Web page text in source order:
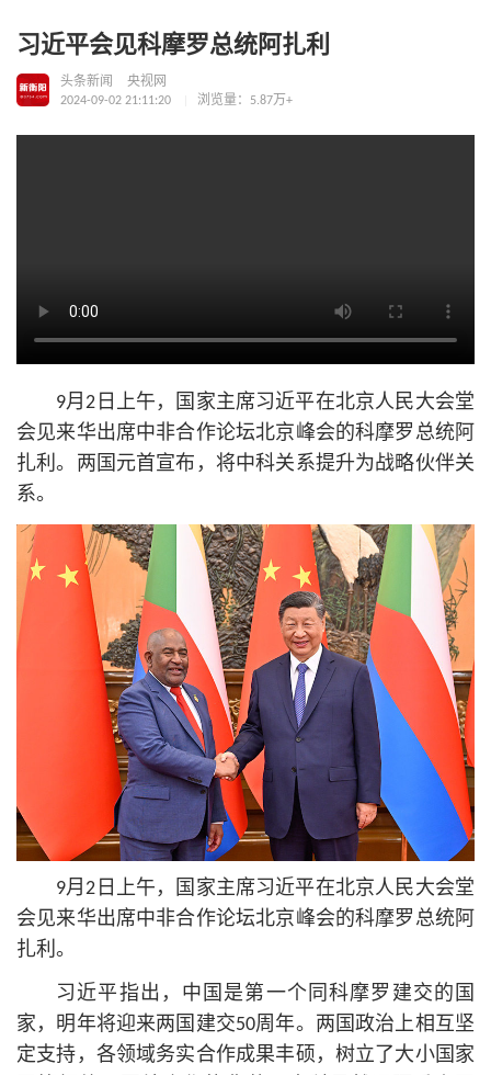
习近平会见科摩罗总统阿扎利
头条新闻
央视网
2024-09-02 21:11:20
浏览量：5.87万+
9月2日上午，国家主席习近平在北京人民大会堂
会见来华出席中非合作论坛北京峰会的科摩罗总统阿
扎利。两国元首宣布，将中科关系提升为战略伙伴关
系。
9月2日上午，国家主席习近平在北京人民大会堂
会见来华出席中非合作论坛北京峰会的科摩罗总统阿
扎利。
习近平指出，中国是第一个同科摩罗建交的国
家，明年将迎来两国建交50周年。两国政治上相互坚
定支持，各领域务实合作成果丰硕，树立了大小国家